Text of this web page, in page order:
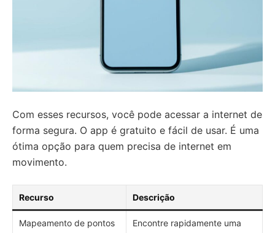
Com esses recursos, você pode acessar a internet de
forma segura. O app é gratuito e fácil de usar. É uma
ótima opção para quem precisa de internet em
movimento.
Recurso Descrição
Mapeamento de pontos
Encontre rapidamente uma